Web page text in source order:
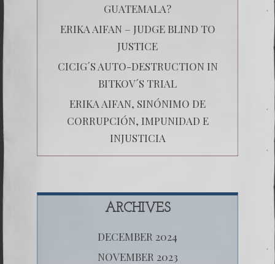
GUATEMALA?
ERIKA AIFAN – JUDGE BLIND TO
JUSTICE
CICIG´S AUTO-DESTRUCTION IN
BITKOV´S TRIAL
ERIKA AIFAN, SINÓNIMO DE
CORRUPCIÓN, IMPUNIDAD E
INJUSTICIA
ARCHIVES
DECEMBER 2024
NOVEMBER 2023